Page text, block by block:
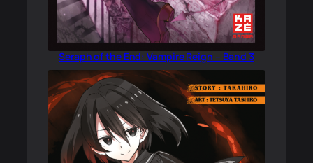
Seraph of the End: Vampire Reign – Band 3